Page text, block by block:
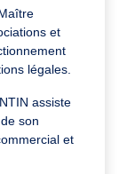
et
légales.
assiste
son
et